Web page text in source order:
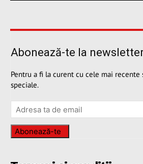
Abonează-te la
Pentru a fi la curent cu cele mai
speciale.
Abonează-te